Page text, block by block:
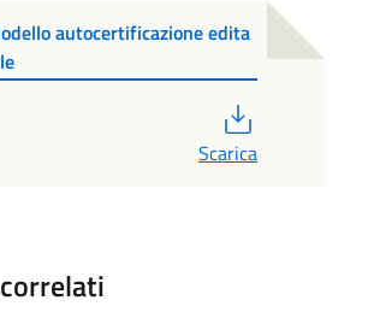
autocertificazione edita
Scarica